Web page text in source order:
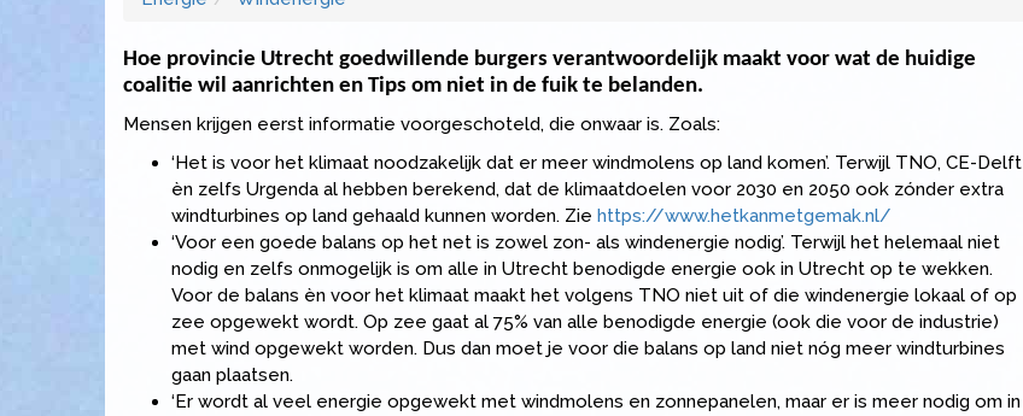
Hoe provincie Utrecht goedwillende burgers verantwoordelijk maakt voor wat de huidige
coalitie wil aanrichten en Tips om niet in de fuik te belanden.
Mensen krijgen eerst informatie voorgeschoteld, die onwaar is. Zoals:
‘Het is voor het klimaat noodzakelijk dat er meer windmolens op land komen’. Terwijl TNO, CE-Delft
èn zelfs Urgenda al hebben berekend, dat de klimaatdoelen voor 2030 en 2050 ook zónder extra
windturbines op land gehaald kunnen worden. Zie https://www.hetkanmetgemak.nl/
‘Voor een goede balans op het net is zowel zon- als windenergie nodig’. Terwijl het helemaal niet
nodig en zelfs onmogelijk is om alle in Utrecht benodigde energie ook in Utrecht op te wekken.
Voor de balans èn voor het klimaat maakt het volgens TNO niet uit of die windenergie lokaal of op
zee opgewekt wordt. Op zee gaat al 75% van alle benodigde energie (ook die voor de industrie)
met wind opgewekt worden. Dus dan moet je voor die balans op land niet nóg meer windturbines
gaan plaatsen.
‘Er wordt al veel energie opgewekt met windmolens en zonnepanelen, maar er is meer nodig om in